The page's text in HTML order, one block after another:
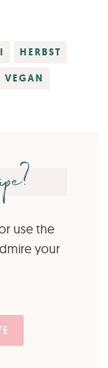
HERBST
VEGAN
use the
your